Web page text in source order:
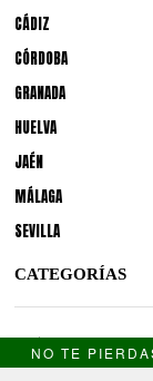
CÁDIZ
CÓRDOBA
GRANADA
HUELVA
JAÉN
MÁLAGA
SEVILLA
CATEGORÍAS
POLÍTICA SOCIEDAD
NO TE